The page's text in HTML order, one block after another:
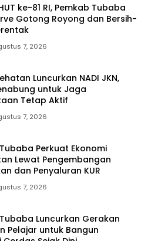
ke-81 RI, Pemkab Tubaba
Gotong Royong dan Bersih-
7, 2026
Luncurkan NADI JKN,
untuk Jaga
Tetap Aktif
7, 2026
Perkuat Ekonomi
Lewat Pengembangan
dan Penyaluran KUR
7, 2026
Luncurkan Gerakan
Pelajar untuk Bangun